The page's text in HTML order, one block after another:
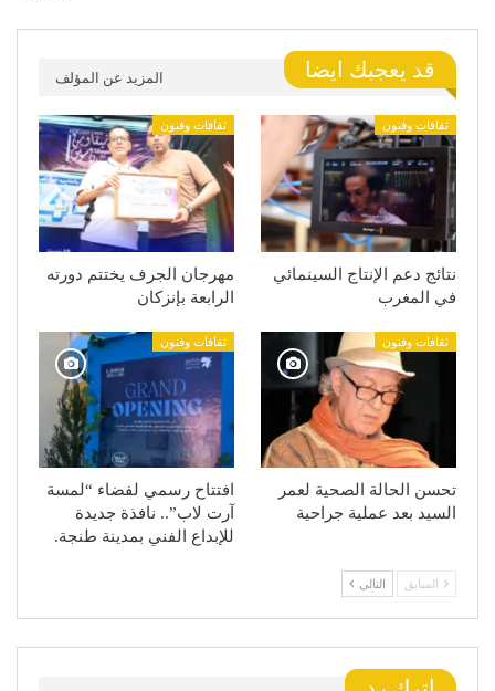
قد يعجبك ايضا المزيد عن المؤلف
ثقافات وفنون
نتائج دعم الإنتاج السينمائي
في المغرب
ثقافات وفنون
مهرجان الجرف يختتم دورته
الرابعة بإنزكان
ثقافات وفنون
تحسن الحالة الصحية لعمر
السيد بعد عملية جراحية
ثقافات وفنون
افتتاح رسمي لفضاء “لمسة
آرت لاب”.. نافذة جديدة
للإبداع الفني بمدينة طنجة.
السابق التالي